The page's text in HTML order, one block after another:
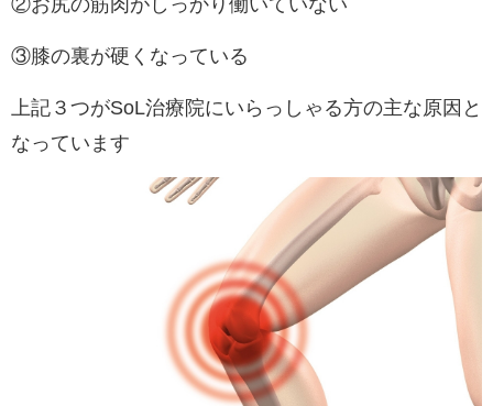
③膝の裏が硬くなっている
上記３つがSoL治療院にいらっしゃる方の主な原因と
なっています